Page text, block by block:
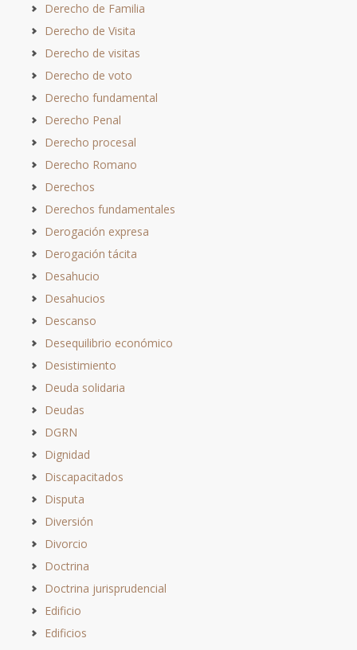
Derecho de Familia
Derecho de Visita
Derecho de visitas
Derecho de voto
Derecho fundamental
Derecho Penal
Derecho procesal
Derecho Romano
Derechos
Derechos fundamentales
Derogación expresa
Derogación tácita
Desahucio
Desahucios
Descanso
Desequilibrio económico
Desistimiento
Deuda solidaria
Deudas
DGRN
Dignidad
Discapacitados
Disputa
Diversión
Divorcio
Doctrina
Doctrina jurisprudencial
Edificio
Edificios